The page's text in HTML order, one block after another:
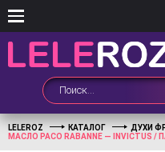
LELEROZ КАТАЛОГ ДУХИ
МАСЛО PACO RABANNE — INVICTUS